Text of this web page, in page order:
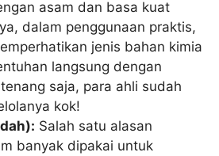
asam dan basa kuat
dalam penggunaan praktis,
jenis bahan kimia
langsung dengan
saja, para ahli sudah
kok!
Salah satu alasan
banyak dipakai untuk